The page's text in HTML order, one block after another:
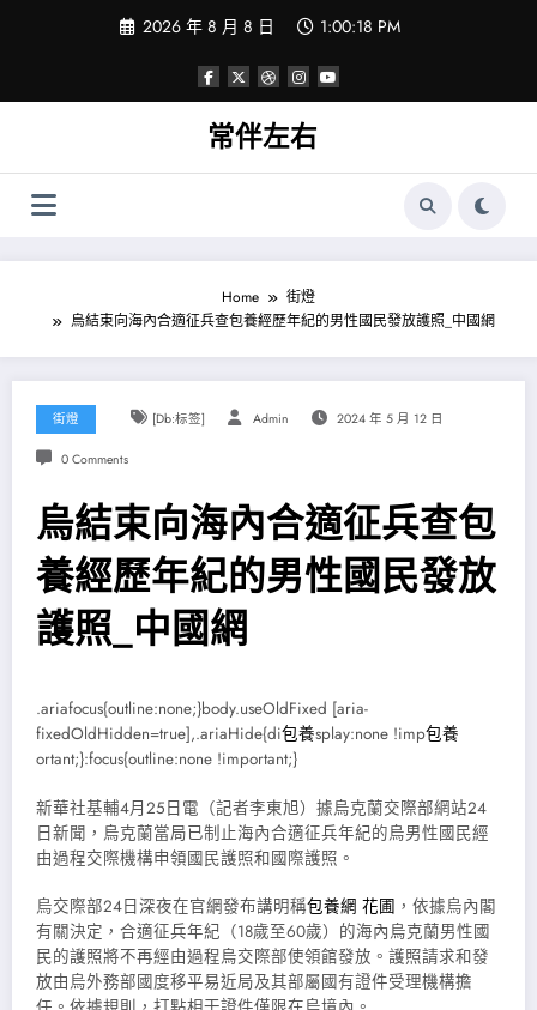
2026 年 8 月 8 日 1:00:19 PM
常伴左右
Home
街燈
烏結束向海內合適征兵查包養經歷年紀的男性國民發放護照_中國網
街燈 [db:标签] Admin 2024 年 5 月 12 日
0 Comments
烏結束向海內合適征兵查包
養經歷年紀的男性國民發放
護照_中國網
.ariafocus{outline:none;}body.useOldFixed [aria-
fixedOldHidden=true],.ariaHide{di包養splay:none !imp包養
ortant;}:focus{outline:none !important;}
新華社基輔4月25日電（記者李東旭）據烏克蘭交際部網站24
日新聞，烏克蘭當局已制止海內合適征兵年紀的烏男性國民經
由過程交際機構申領國民護照和國際護照。
烏交際部24日深夜在官網發布講明稱包養網 花圃 ，依據烏內閣
有關決定，合適征兵年紀（18歲至60歲）的海內烏克蘭男性國
民的護照將不再經由過程烏交際部使領館發放。護照請求和發
放由烏外務部國度移平易近局及其部屬國有證件受理機構擔